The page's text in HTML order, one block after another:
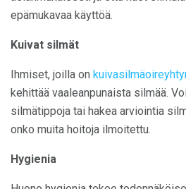
epämukavaa käyttöä.
Kuivat silmät
Ihmiset, joilla on
kehittää vaaleanpunaista silmää.
silmätippoja tai hakea arviointia
onko muita hoitoja ilmoitettu.
Hygienia